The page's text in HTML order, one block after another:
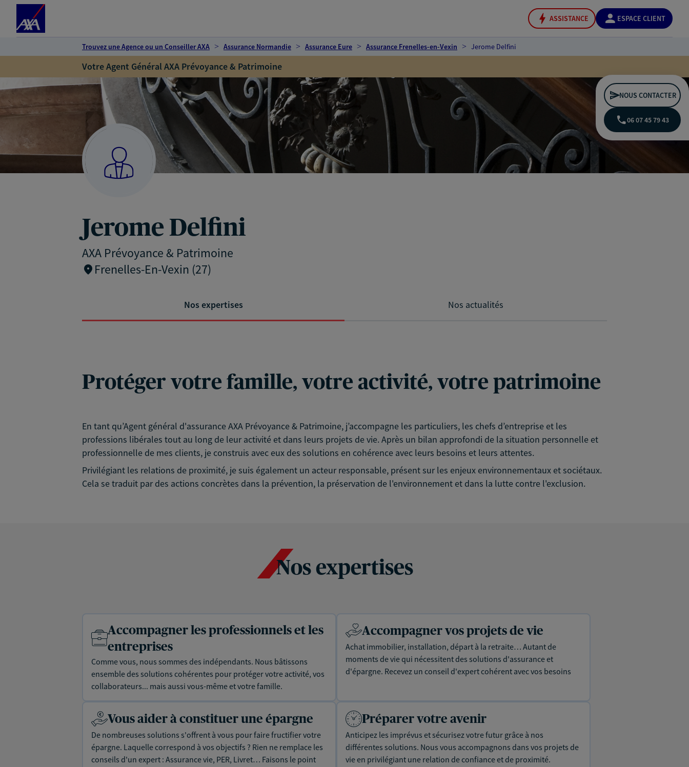
ASSISTANCE ESPACE CLIENT
Trouvez une Agence ou un Conseiller AXA Assurance Normandie Assurance Eure Assurance Frenelles-en-Vexin Jerome Delfini
Votre Agent Général AXA Prévoyance & Patrimoine
Jerome Delfini
AXA Prévoyance & Patrimoine
Frenelles-En-Vexin (27)
NOUS CONTACTER
06 07 45 79 43
Nos expertises Nos actualités
Protéger votre famille, votre activité, votre patrimoine
En tant qu’Agent général d'assurance AXA Prévoyance & Patrimoine, j’accompagne les particuliers, les chefs d’entreprise et les
professions libérales tout au long de leur activité et dans leurs projets de vie. Après un bilan approfondi de la situation personnelle et
professionnelle de mes clients, je construis avec eux des solutions en cohérence avec leurs besoins et leurs attentes.
Privilégiant les relations de proximité, je suis également un acteur responsable, présent sur les enjeux environnementaux et sociétaux.
Cela se traduit par des actions concrètes dans la prévention, la préservation de l'environnement et dans la lutte contre l'exclusion.
Nos expertises
Accompagner les professionnels et les
entreprises
Comme vous, nous sommes des indépendants. Nous bâtissons
ensemble des solutions cohérentes pour protéger votre activité, vos
collaborateurs... mais aussi vous-même et votre famille.
Accompagner vos projets de vie
Achat immobilier, installation, départ à la retraite… Autant de
moments de vie qui nécessitent des solutions d'assurance et
d'épargne. Recevez un conseil d'expert cohérent avec vos besoins
Vous aider à constituer une épargne
De nombreuses solutions s'offrent à vous pour faire fructifier votre
épargne. Laquelle correspond à vos objectifs ? Rien ne remplace les
conseils d'un expert : Assurance vie, PER, Livret… Faisons le point
Préparer votre avenir
Anticipez les imprévus et sécurisez votre futur grâce à nos
différentes solutions. Nous vous accompagnons dans vos projets de
vie en privilégiant une relation de confiance et de proximité.